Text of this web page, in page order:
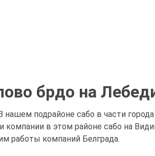
брдо на
подрайоне сабо в части
в этом районе сабо на
работы компаний Белграда.